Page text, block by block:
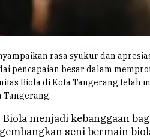
rasa syukur dan
pencapaian besar dalam
Biola di Kota Tangerang telah
Tangerang.
menjadi kebanggaan
seni bermain